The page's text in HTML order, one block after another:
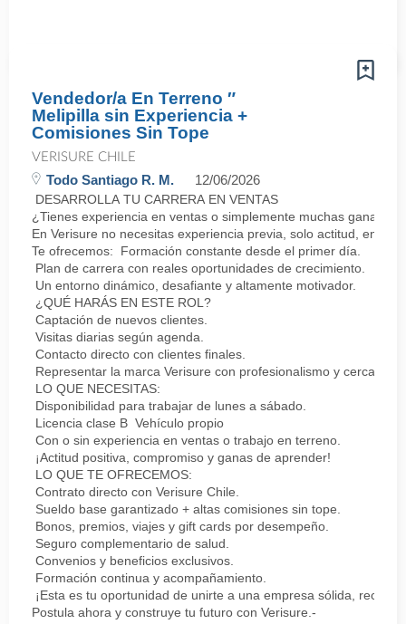
Vendedor/a En Terreno ″
Melipilla sin Experiencia +
Comisiones Sin Tope
VERISURE CHILE
Todo Santiago R. M. 12/06/2026
DESARROLLA TU CARRERA EN VENTAS
¿Tienes experiencia en ventas o simplemente muchas ganas
En Verisure no necesitas experiencia previa, solo actitud,
Te ofrecemos: Formación constante desde el primer día.
Plan de carrera con reales oportunidades de crecimiento.
Un entorno dinámico, desafiante y altamente motivador.
¿QUÉ HARÁS EN ESTE ROL?
Captación de nuevos clientes.
Visitas diarias según agenda.
Contacto directo con clientes finales.
Representar la marca Verisure con profesionalismo y cercanía.
LO QUE NECESITAS:
Disponibilidad para trabajar de lunes a sábado.
Licencia clase B Vehículo propio
Con o sin experiencia en ventas o trabajo en terreno.
¡Actitud positiva, compromiso y ganas de aprender!
LO QUE TE OFRECEMOS:
Contrato directo con Verisure Chile.
Sueldo base garantizado + altas comisiones sin tope.
Bonos, premios, viajes y gift cards por desempeño.
Seguro complementario de salud.
Convenios y beneficios exclusivos.
Formación continua y acompañamiento.
¡Esta es tu oportunidad de unirte a una empresa sólida,
Postula ahora y construye tu futuro con Verisure.-